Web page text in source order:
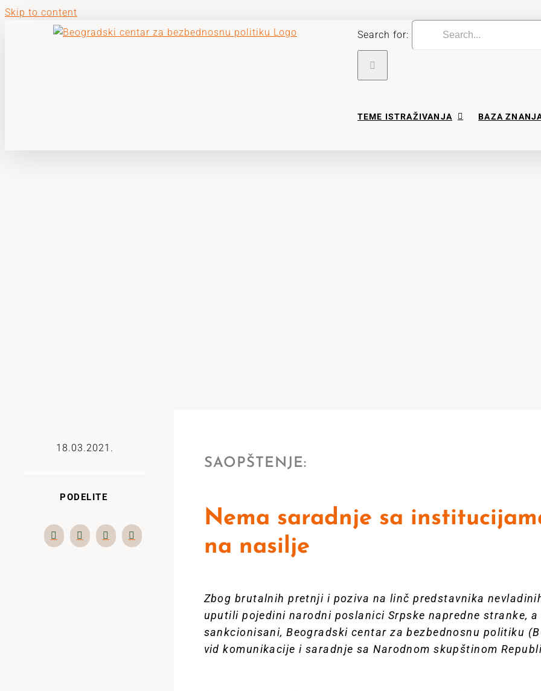
Skip to content
Search for:
TEME ISTRAŽIVANJA BAZA
18.03.2021.
PODELITE
SAOPŠTENJE:
Nema saradnje sa
na nasilje
Zbog brutalnih pretnji i poziva na linč predstavnika
uputili pojedini narodni poslanici Srpske napredne stranke,
sankcionisani, Beogradski centar za bezbednosnu politiku
vid komunikacije i saradnje sa Narodnom skupštinom